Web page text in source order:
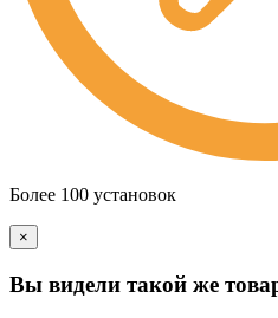
Более 100 установок
×
Вы видели такой же